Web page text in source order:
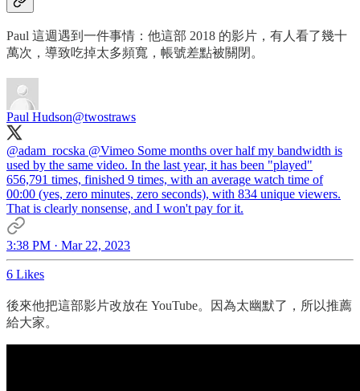
Paul 這週遇到一件事情：他這部 2018 的影片，有人看了幾十
萬次，導致吃掉太多頻寬，帳號差點被關閉。
Paul Hudson@twostraws
@adam_rocska @Vimeo Some months over half my bandwidth is
used by the same video. In the last year, it has been "played"
656,791 times, finished 9 times, with an average watch time of
00:00 (yes, zero minutes, zero seconds), with 834 unique viewers.
That is clearly nonsense, and I won't pay for it.
3:38 PM · Mar 22, 2023
6 Likes
後來他把這部影片改放在 YouTube。因為太幽默了，所以推薦
給大家。